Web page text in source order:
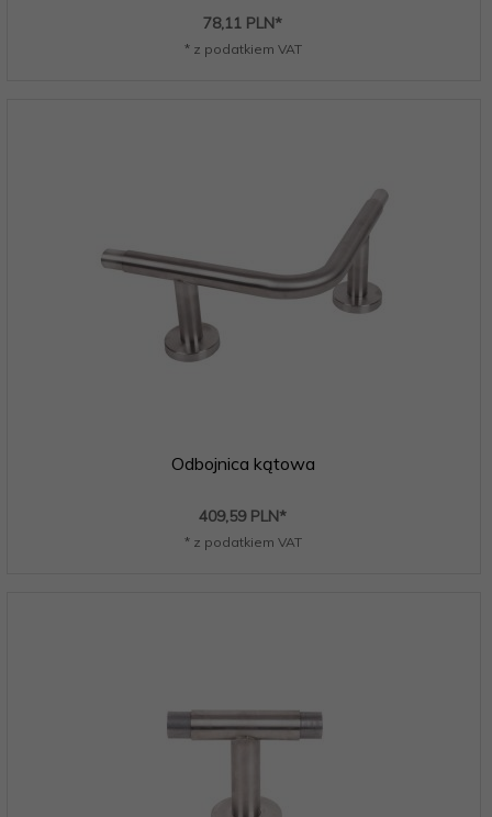
78,11 PLN*
* z podatkiem VAT
Odbojnica kątowa
409,59 PLN*
* z podatkiem VAT